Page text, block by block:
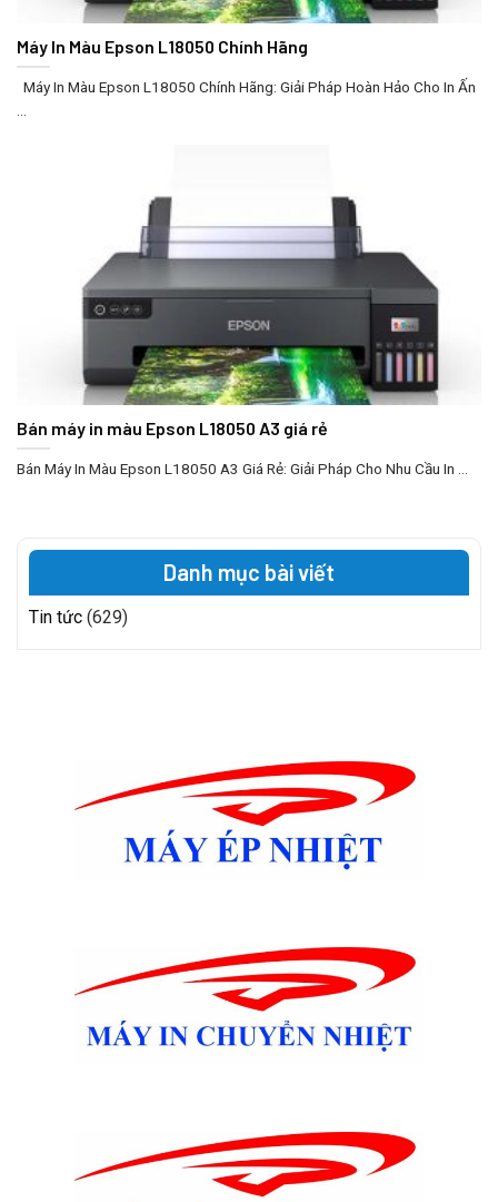
Danh mục bài viết
Tin tức (629)
Máy In Màu Epson L18050 Chính Hãng
Máy In Màu Epson L18050 Chính Hãng: Giải Pháp Hoàn Hảo Cho In Ấn
Bán máy in màu Epson L18050 A3 giá rẻ
Bán Máy In Màu Epson L18050 A3 Giá Rẻ: Giải Pháp Cho Nhu Cầu In ...